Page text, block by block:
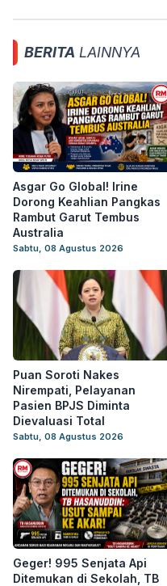
BERITA LAINNYA
Asgar Go Global! Irine
Dorong Keahlian Pangkas
Rambut Garut Tembus
Australia
Sabtu, 08 Agustus 2026
Puan Soroti Nakes
Nirempati, Pelayanan
Pasien BPJS Diminta
Dievaluasi Total
Sabtu, 08 Agustus 2026
Geger! 995 Senjata Api
Ditemukan di Sekolah, TB